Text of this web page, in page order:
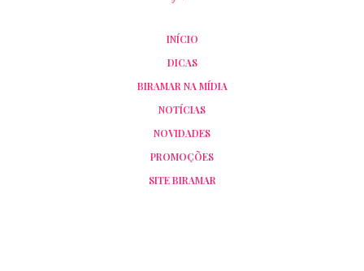
INÍCIO
DICAS
BIRAMAR NA MÍDIA
NOTÍCIAS
NOVIDADES
PROMOÇÕES
SITE BIRAMAR